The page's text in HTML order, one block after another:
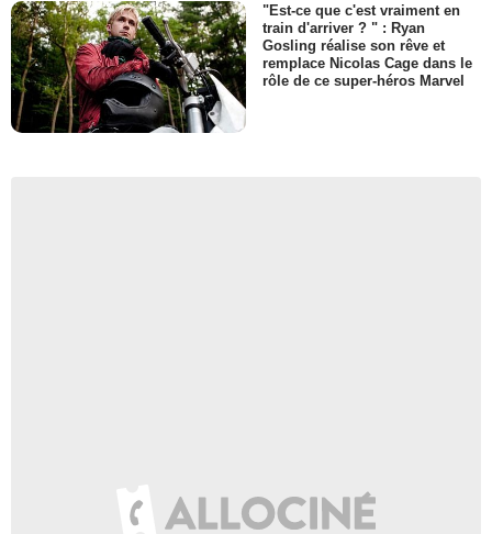
"Est-ce que c'est vraiment en
train d'arriver ? " : Ryan
Gosling réalise son rêve et
remplace Nicolas Cage dans le
rôle de ce super-héros Marvel